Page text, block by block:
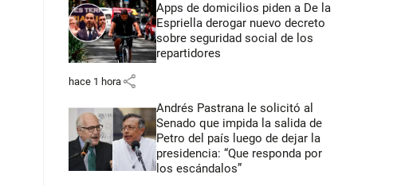
Apps de domicilios piden a De la
Espriella derogar nuevo decreto
sobre seguridad social de los
repartidores
hace 1 hora share
Andrés Pastrana le solicitó al
Senado que impida la salida de
Petro del país luego de dejar la
presidencia: “Que responda por
los escándalos”